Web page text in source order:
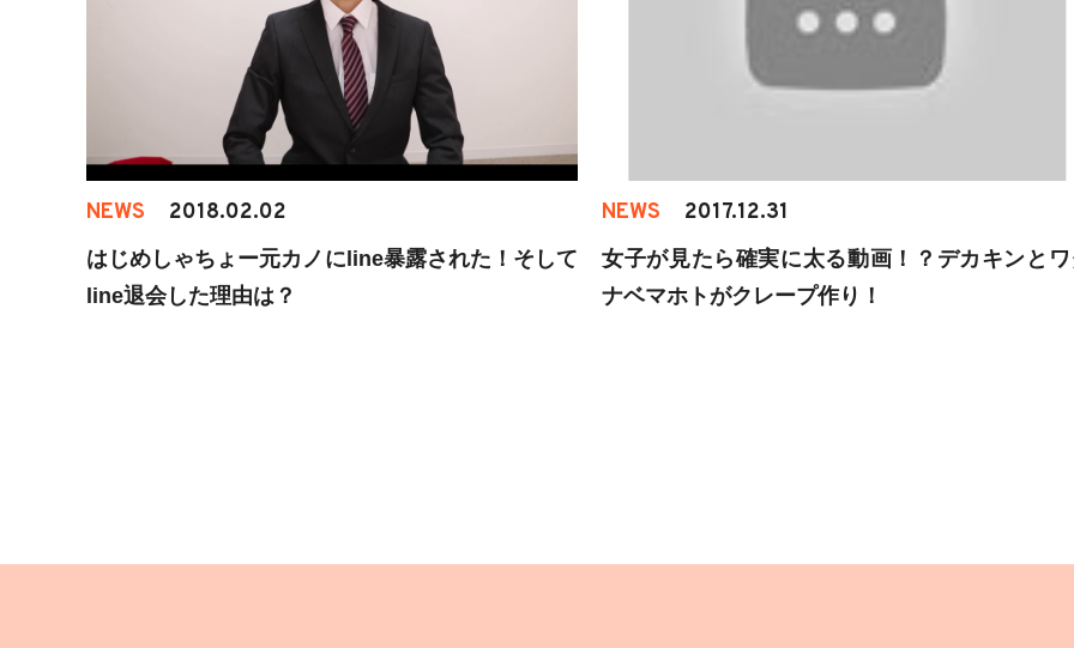
NEWS 2018.02.02
はじめしゃちょー元カノにline暴露された！そして
line退会した理由は？
NEWS 2017.12.31
女子が見たら確実に太る動画！？デカキンと
ナベマホトがクレープ作り！